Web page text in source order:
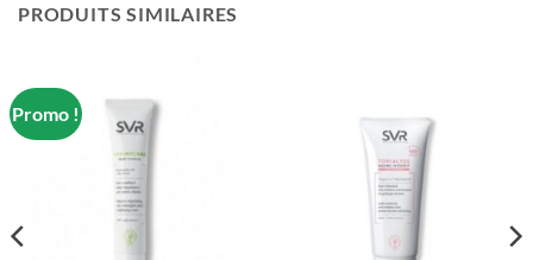
PRODUITS SIMILAIRES
Promo !